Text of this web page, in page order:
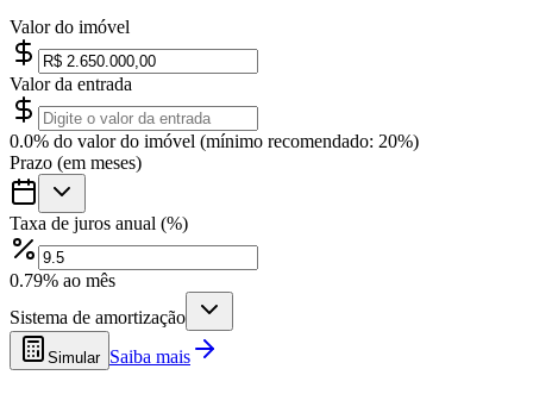
Valor do imóvel
Valor da entrada
0.0% do valor do imóvel (mínimo recomendado: 20%)
Prazo (em meses)
Taxa de juros anual (%)
0.79% ao mês
Sistema de amortização
Simular Saiba mais